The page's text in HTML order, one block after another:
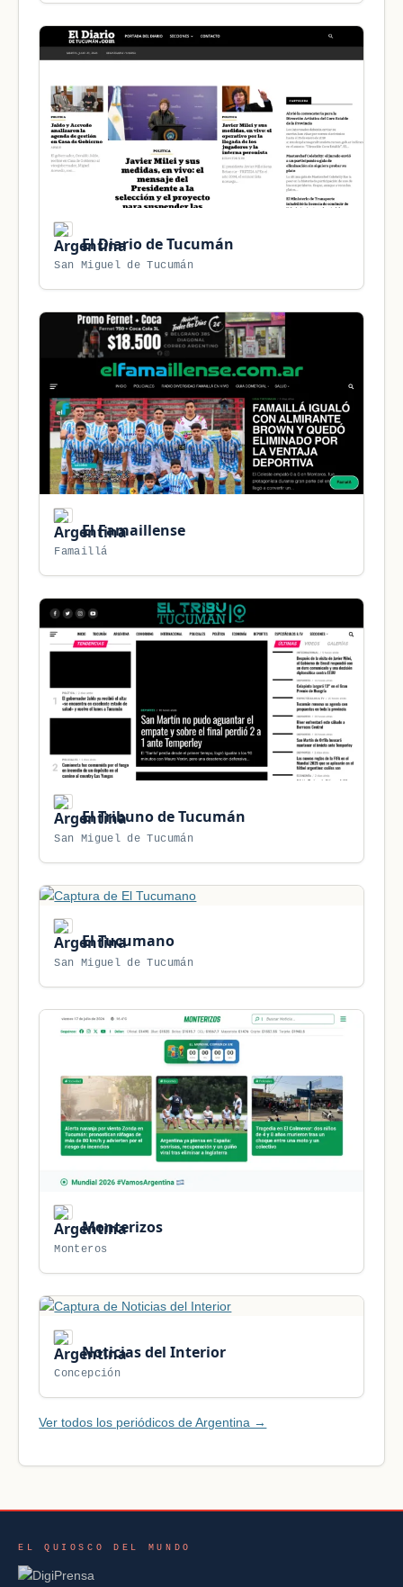
El Diario de Tucumán
San Miguel de Tucumán
El Famaillense
Famaillá
El Tribuno de Tucumán
San Miguel de Tucumán
El Tucumano
San Miguel de Tucumán
Monterizos
Monteros
Noticias del Interior
Concepción
Ver todos los periódicos de Argentina →
EL QUIOSCO DEL MUNDO